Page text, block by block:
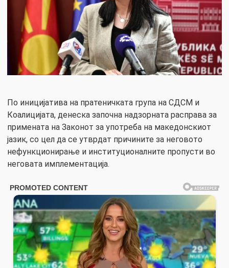
По иницијатива на пратеничката група на СДСМ и
Коалицијата, денеска започна надзорната расправа за
примената на Законот за употреба на македонскиот
јазик, со цел да се утврдат причините за неговото
нефункционирање и институционалните пропусти во
неговата имплементација.